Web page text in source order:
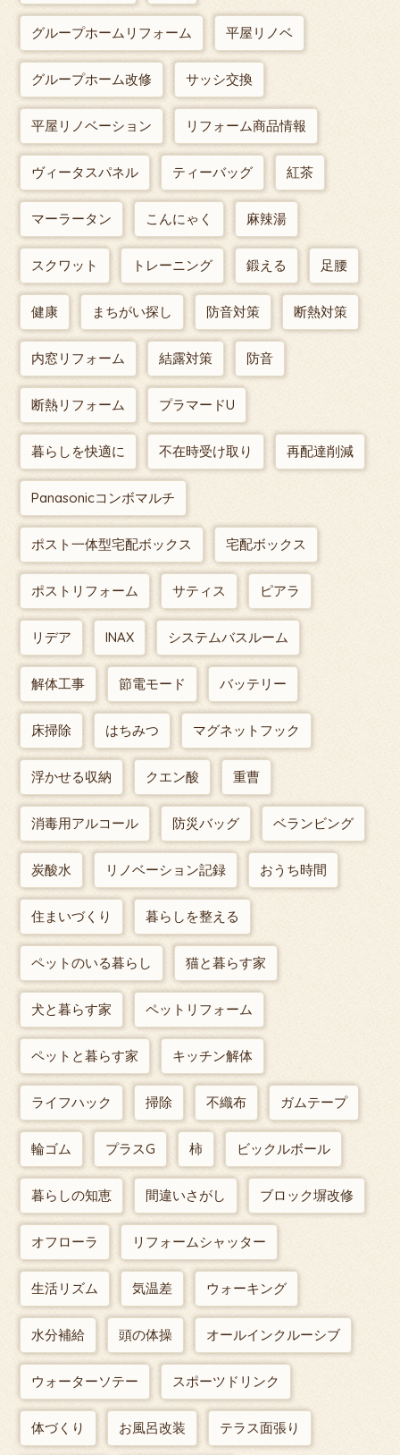
グループホームリフォーム 平屋リノベ
グループホーム改修 サッシ交換
平屋リノベーション リフォーム商品情報
ヴィータスパネル ティーバッグ 紅茶
マーラータン こんにゃく 麻辣湯
スクワット トレーニング 鍛える 足腰
健康 まちがい探し 防音対策 断熱対策
内窓リフォーム 結露対策 防音
断熱リフォーム プラマードU
暮らしを快適に 不在時受け取り 再配達削減
Panasonicコンボマルチ
ポスト一体型宅配ボックス 宅配ボックス
ポストリフォーム サティス ピアラ
リデア INAX システムバスルーム
解体工事 節電モード バッテリー
床掃除 はちみつ マグネットフック
浮かせる収納 クエン酸 重曹
消毒用アルコール 防災バッグ ベランビング
炭酸水 リノベーション記録 おうち時間
住まいづくり 暮らしを整える
ペットのいる暮らし 猫と暮らす家
犬と暮らす家 ペットリフォーム
ペットと暮らす家 キッチン解体
ライフハック 掃除 不織布 ガムテープ
輪ゴム プラスG 柿 ビックルボール
暮らしの知恵 間違いさがし ブロック塀改修
オフローラ リフォームシャッター
生活リズム 気温差 ウォーキング
水分補給 頭の体操 オールインクルーシブ
ウォーターソテー スポーツドリンク
体づくり お風呂改装 テラス面張り